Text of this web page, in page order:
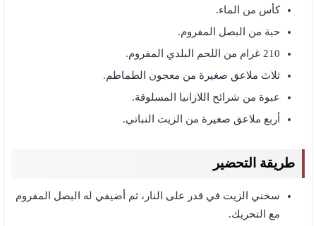
كأس من الماء.
حبة من البصل المفروم.
210 غرام من اللحم البلدي المفروم.
ثلاث ملاعق صغيرة من معجون الطماطم.
عبوة من شرائح اللازانيا المسلوقة.
أربع ملاعق صغيرة من الزيت النباتي.
طريقة التحضير
سخني الزيت في قدر على النار، ثم أضيفي له البصل المفروم
مع التحريك.